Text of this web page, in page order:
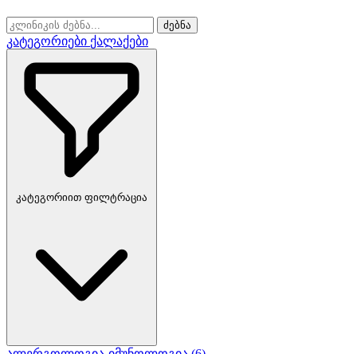
ძებნა
კატეგორიები ქალაქები
კატეგორიით ფილტრაცია